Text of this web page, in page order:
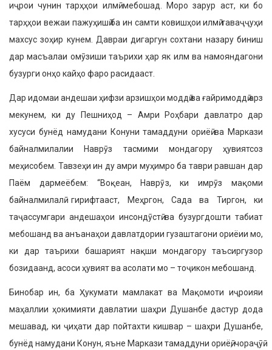
иҷрои чунин тарҳҳои илмӣ мебошад. Моро зарур аст, ки бо
тарҳҳои вежаи пажуҳишӣ ба ин самти ковишҳои илмӣ таваҷҷуҳи
махсус зоҳир кунем. Давраи дигаргун сохтани назару биниш
дар масъалаи омӯзиши таърихи ҳар як илм ва намояндагони
бузурги онҳо кайҳо фаро расидааст.
Дар идомаи андешаи ҳифзи арзишҳои моддӣ ва ғайримоддӣ арз
мекунем, ки ду Пешниҳод – Амри Роҳбари давлатро дар
хусуси бунёд намудани Конуни тамаддуни ориёӣ ва Маркази
байналмилалии Наврӯз тасмими мондагору ҳувиятсоз
меҳисобем. Тавзеҳи ин ду амри муҳимро ба таври равшан дар
Паём дармеёбем: “Воқеан, Наврӯз, ки имрӯз мақоми
байналмилалӣ гирифтааст, Меҳргон, Сада ва Тиргон, ки
таҷассумгари андешаҳои инсондӯстӣ ва бузургдошти табиат
мебошанд ва анъанаҳои давлатдории гузаштагони ориёии мо,
ки дар таърихи башарият нақши мондагору таъсиргузор
бозидаанд, асоси ҳувият ва асолати мо – тоҷикон мебошанд.
Бинобар ин, ба Ҳукумати мамлакат ва Мақомоти иҷроияи
маҳаллии ҳокимияти давлатии шаҳри Душанбе дастур дода
мешавад, ки ҷиҳати дар пойтахти кишвар – шаҳри Душанбе,
бунёд намудани Конун, яъне Маркази тамаддуни ориёӣ, чораҷӯӣ